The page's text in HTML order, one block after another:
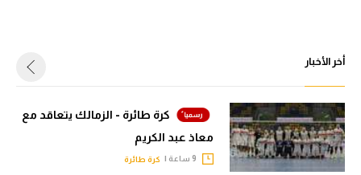
أخر الأخبار
كرة طائرة - الزمالك يتعاقد مع
معاذ عبد الكريم
كرة طائرة